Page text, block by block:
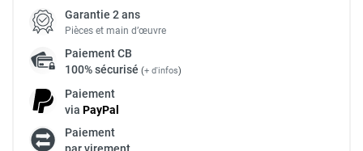
Garantie 2 ans
Pièces et main d’œuvre
PaiementCB
100% sécurisé (+ d'infos)
Paiement
via PayPal
Paiement
par virement